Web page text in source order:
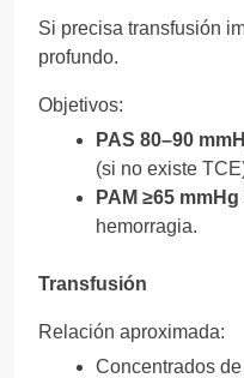
Si precisa transfusión
profundo.
Objetivos:
PAS 80–90
(si no existe
PAM ≥65 mmHg
hemorragia.
Transfusión
Relación aproximada:
Concentrados